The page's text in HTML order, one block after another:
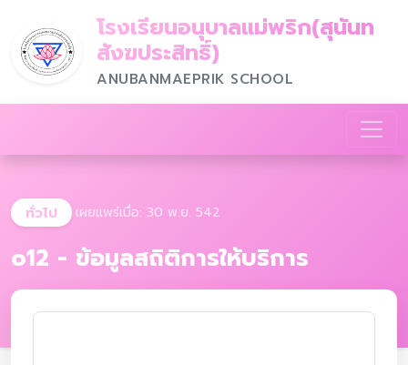
โรงเรียนอนุบาลแม่พริก(สุนันท
สังฆประสิทธิ์)
ANUBANMAEPRIK SCHOOL
ทั่วไป เผยแพร่เมื่อ: 30 พ.ย. 542
o12 - ข้อมูลสถิติการให้บริการ